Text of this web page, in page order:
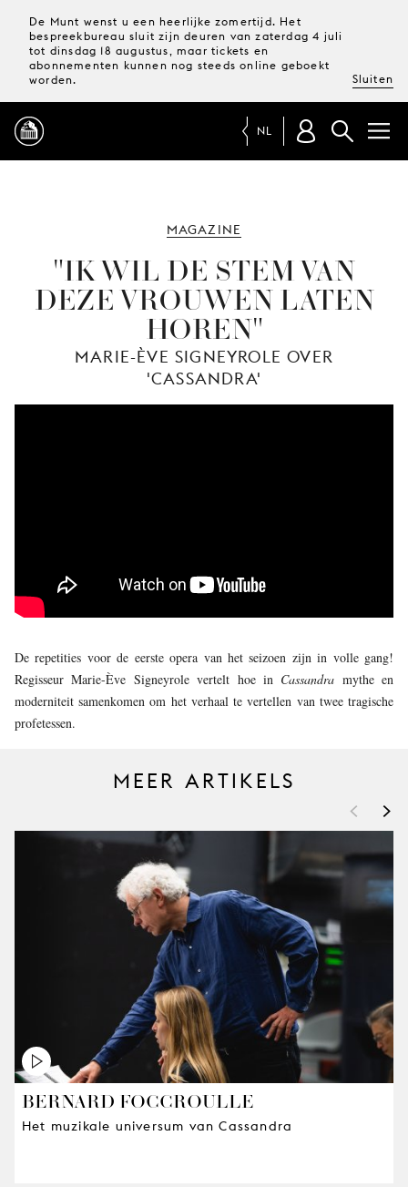
De Munt wenst u een heerlijke zomertijd. Het
bespreekbureau sluit zijn deuren van zaterdag 4 juli
tot dinsdag 18 augustus, maar tickets en
abonnementen kunnen nog steeds online geboekt
worden.
Sluiten
TICKETS &
ABONNEMENTEN
UW
BEZOEK
NL
MAGAZINE
"IK WIL DE STEM VAN
DEZE VROUWEN LATEN
HOREN"
MARIE-ÈVE SIGNEYROLE OVER
'CASSANDRA'
De repetities voor de eerste opera van het seizoen zijn in volle gang!
Regisseur Marie-Ève Signeyrole vertelt hoe in Cassandra mythe en
moderniteit samenkomen om het verhaal te vertellen van twee tragische
profetessen.
MEER ARTIKELS
< >
BERNARD FOCCROULLE
Het muzikale universum van Cassandra